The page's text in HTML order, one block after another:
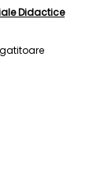
Didactice